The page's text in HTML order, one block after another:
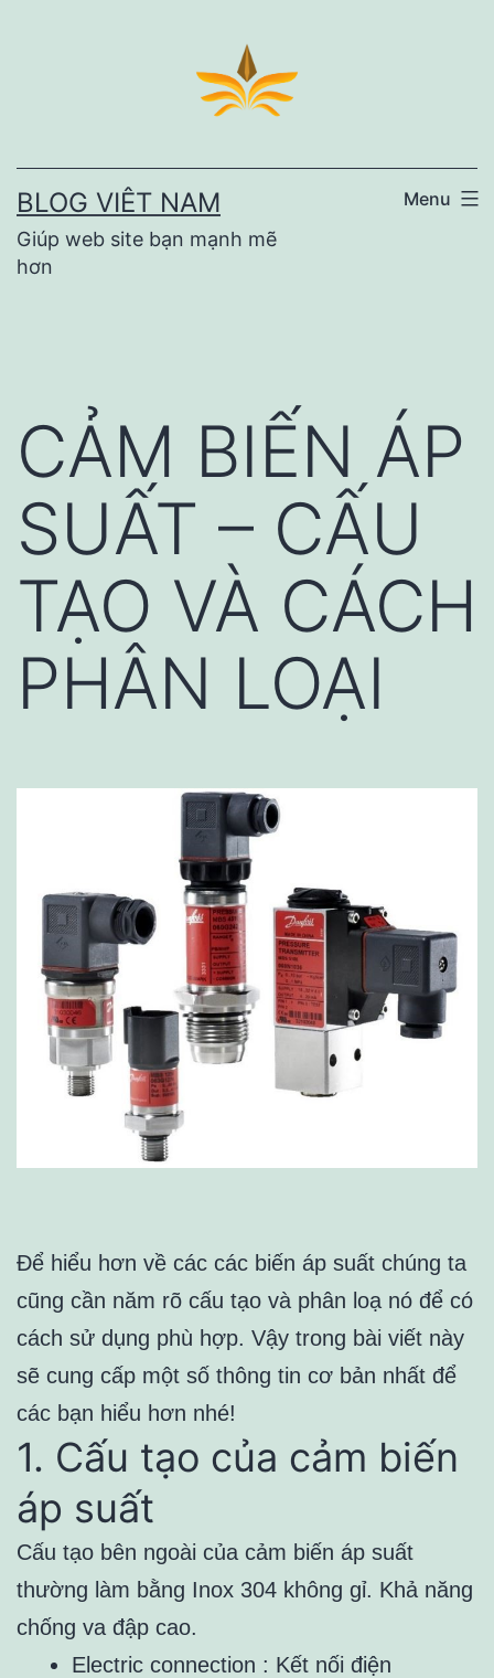
BLOG VIÊT NAM
Giúp web site bạn mạnh mẽ
hơn
Menu
CẢM BIẾN ÁP
SUẤT – CẤU
TẠO VÀ CÁCH
PHÂN LOẠI
Để hiểu hơn về các các biến áp suất chúng ta
cũng cần năm rõ cấu tạo và phân loạ nó để có
cách sử dụng phù hợp. Vậy trong bài viết này
sẽ cung cấp một số thông tin cơ bản nhất để
các bạn hiểu hơn nhé!
1. Cấu tạo của cảm biến
áp suất
Cấu tạo bên ngoài của cảm biến áp suất
thường làm bằng Inox 304 không gỉ. Khả năng
chống va đập cao.
Electric connection : Kết nối điện